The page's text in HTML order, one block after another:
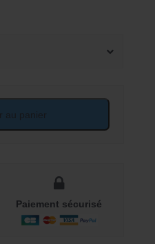
rotin
au panier
Paiement sécurisé